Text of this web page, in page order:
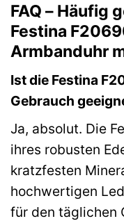
FAQ – Häufig
Festina
Armbanduhr
Ist die Festina
Gebrauch
Ja, absolut. Die
ihres robusten
kratzfesten
hochwertigen
für den täglichen